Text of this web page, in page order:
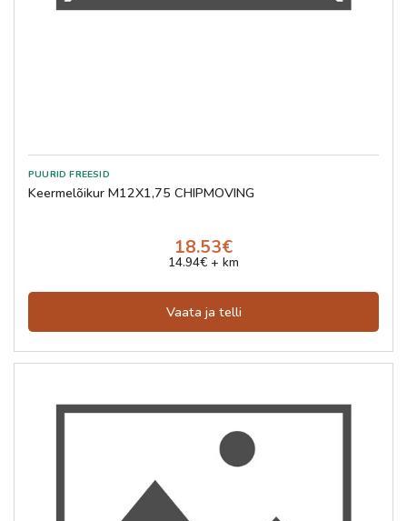
Keermelõikur M12X1,75 CHIPMOVING
18.53€
14.94€ + km
Vaata ja telli